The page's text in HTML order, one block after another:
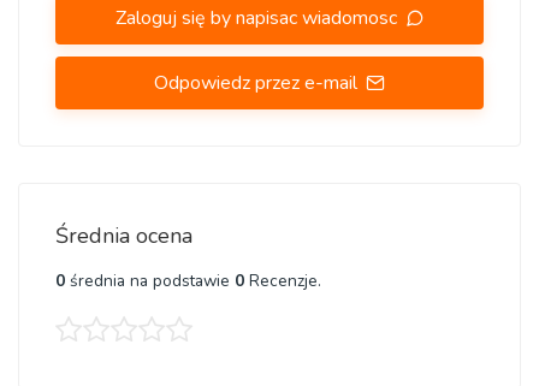
Zaloguj się by napisac wiadomosc
Odpowiedz przez e-mail
Średnia ocena
0 średnia na podstawie 0 Recenzje.